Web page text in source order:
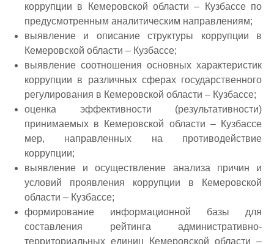
коррупции в Кемеровской области – Кузбассе по
предусмотренным аналитическим направлениям;
выявление и описание структуры коррупции в
Кемеровской области – Кузбассе;
выявление соотношения основных характеристик
коррупции в различных сферах государственного
регулирования в Кемеровской области – Кузбассе;
оценка эффективности (результативности)
принимаемых в Кемеровской области – Кузбассе
мер, направленных на противодействие
коррупции;
выявление и осуществление анализа причин и
условий проявления коррупции в Кемеровской
области – Кузбассе;
формирование информационной базы для
составления рейтинга административно-
территориальных единиц Кемеровской области –